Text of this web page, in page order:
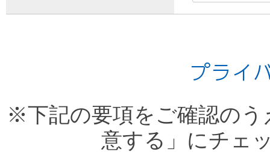
※下記の要項をご確認のう
意する」にチェ